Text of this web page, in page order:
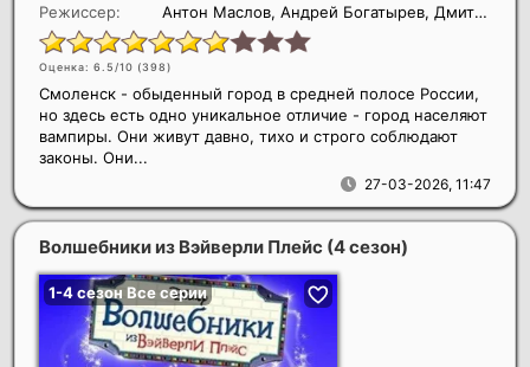
Режиссер:
Антон Маслов, Андрей Богатырев, Дмитрий Грибанов
Оценка: 6.5/10 (398)
27-03-2026, 11:47
Смоленск - обыденный город в средней полосе России,
но здесь есть одно уникальное отличие - город населяют
вампиры. Они живут давно, тихо и строго соблюдают
законы. Они...
Волшебники из Вэйверли Плейс (4 сезон)